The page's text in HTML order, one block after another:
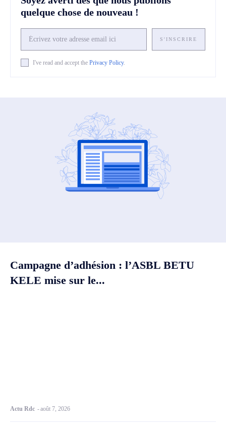
quelque chose de nouveau !
S'INSCRIRE
I've read and accept the Privacy Policy.
Campagne d’adhésion : l’ASBL BETU
KELE mise sur le...
Actu Rdc -août 7, 2026